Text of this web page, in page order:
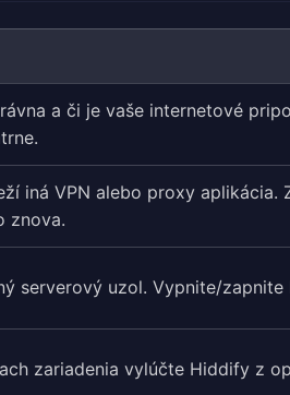
a či je vaše internetové
iná VPN alebo proxy
znova.
serverový uzol. Vypnite/zapnite
zariadenia vylúčte Hiddify z